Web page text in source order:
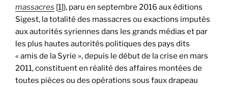
massacres [1]), paru en septembre 2016 aux éditions
Sigest, la totalité des massacres ou exactions imputés
aux autorités syriennes dans les grands médias et par
les plus hautes autorités politiques des pays dits
« amis de la Syrie », depuis le début de la crise en mars
2011, constituent en réalité des affaires montées de
toutes pièces ou des opérations sous faux drapeau